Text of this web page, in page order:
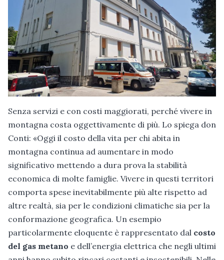
Senza servizi e con costi maggiorati, perché vivere in
montagna costa oggettivamente di più. Lo spiega don
Conti: «Oggi il costo della vita per chi abita in
montagna continua ad aumentare in modo
significativo mettendo a dura prova la stabilità
economica di molte famiglie. Vivere in questi territori
comporta spese inevitabilmente più alte rispetto ad
altre realtà, sia per le condizioni climatiche sia per la
conformazione geografica. Un esempio
particolarmente eloquente è rappresentato dal costo
del gas metano e dell’energia elettrica che negli ultimi